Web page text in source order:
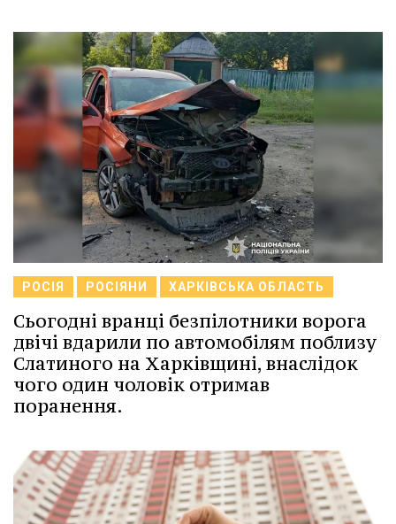
РОСІЯ РОСІЯНИ ХАРКІВСЬКА ОБЛАСТЬ
Сьогодні вранці безпілотники ворога
двічі вдарили по автомобілям поблизу
Слатиного на Харківщині, внаслідок
чого один чоловік отримав
поранення.